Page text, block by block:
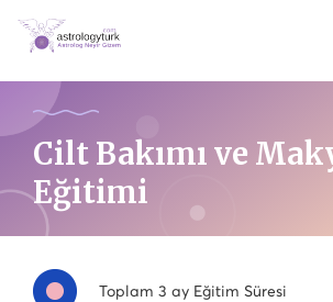
Cilt Bakımı ve
Eğitimi
Toplam 3 ay Eğitim Süresi